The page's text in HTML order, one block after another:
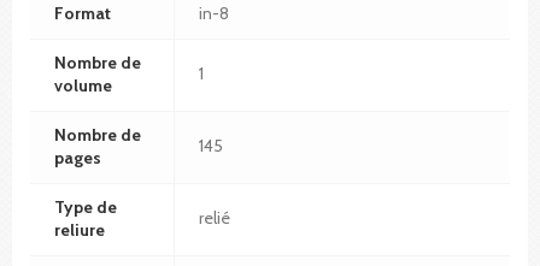
Format in-8
Nombre de
volume
1
Nombre de
pages
145
Type de
reliure
relié